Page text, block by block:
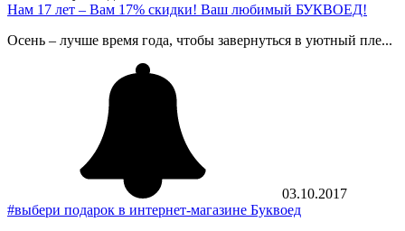
Нам 17 лет – Вам 17% скидки! Ваш любимый БУКВОЕД!
Осень – лучше время года, чтобы завернуться в уютный пле...
03.10.2017
#выбери подарок в интернет-магазине Буквоед